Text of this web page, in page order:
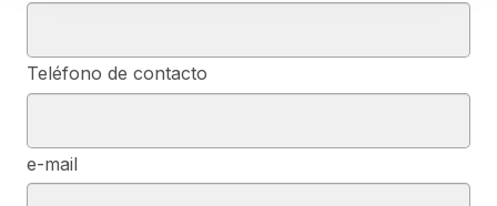
Teléfono de contacto
e-mail